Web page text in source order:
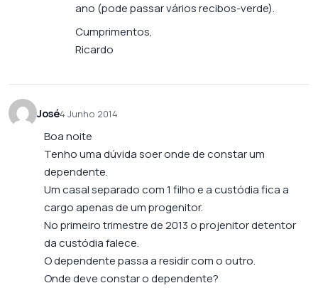
ano (pode passar vários recibos-verde).
Cumprimentos,
Ricardo
José4 Junho 2014
Boa noite
Tenho uma dúvida soer onde de constar um
dependente.
Um casal separado com 1 filho e a custódia fica a
cargo apenas de um progenitor.
No primeiro trimestre de 2013 o projenitor detentor
da custódia falece.
O dependente passa a residir com o outro.
Onde deve constar o dependente?